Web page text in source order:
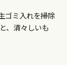
ゴミ入れを掃除
、清々しいも